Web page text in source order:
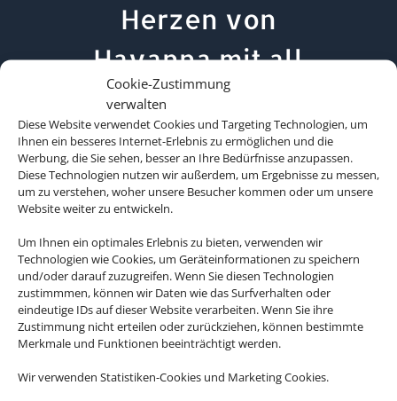
Cookie-Zustimmung
verwalten
Diese Website verwendet Cookies und Targeting Technologien, um
Ihnen ein besseres Internet-Erlebnis zu ermöglichen und die
Werbung, die Sie sehen, besser an Ihre Bedürfnisse anzupassen.
Diese Technologien nutzen wir außerdem, um Ergebnisse zu messen,
um zu verstehen, woher unsere Besucher kommen oder um unsere
Website weiter zu entwickeln.
Um Ihnen ein optimales Erlebnis zu bieten, verwenden wir
Technologien wie Cookies, um Geräteinformationen zu speichern
und/oder darauf zuzugreifen. Wenn Sie diesen Technologien
zustimmmen, können wir Daten wie das Surfverhalten oder
eindeutige IDs auf dieser Website verarbeiten. Wenn Sie ihre
Zustimmung nicht erteilen oder zurückziehen, können bestimmte
Merkmale und Funktionen beeinträchtigt werden.
Wir verwenden Statistiken-Cookies und Marketing Cookies.
Herzen von
Havanna mit all
den touristischen
Highlights direkt
vor der Tür. Die
Anlage ist
perfekt für
Familien.